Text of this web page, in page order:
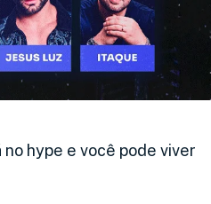
hype e você pode viver